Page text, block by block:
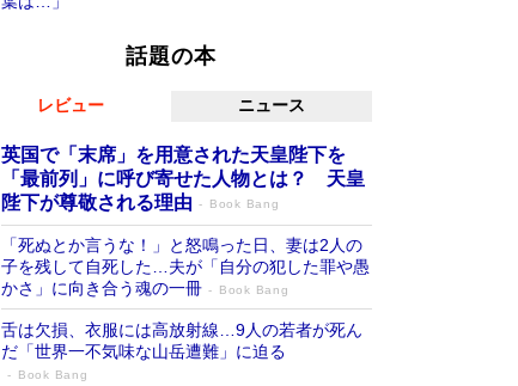
話題の本
レビュー ニュース
英国で「末席」を用意された天皇陛下を
「最前列」に呼び寄せた人物とは？ 天皇
陛下が尊敬される理由
Book Bang
「死ぬとか言うな！」と怒鳴った日、妻は2人の
子を残して自死した…夫が「自分の犯した罪や愚
かさ」に向き合う魂の一冊
Book Bang
舌は欠損、衣服には高放射線…9人の若者が死ん
だ「世界一不気味な山岳遭難」に迫る
Book Bang